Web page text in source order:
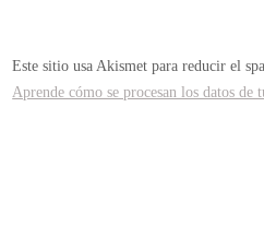
Este sitio usa Akismet para reducir el
Aprende cómo se procesan los datos de